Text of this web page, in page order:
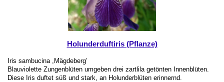
Holunderduftiris (Pflanze)
Iris sambucina ,Mägdeberg’
Blauviolette Zungenblüten umgeben drei zartlila getönten Innenblüten.
Diese Iris duftet süß und stark, an Holunderblüten erinnernd.